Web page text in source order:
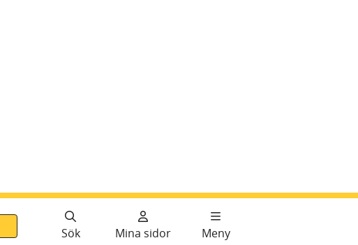
Sök Mina sidor Meny